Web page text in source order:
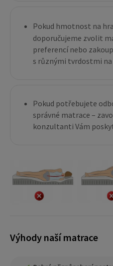
Pokud hmotnost na
doporučujeme zvolit
preferencí nebo
s různými tvrdostmi na
Pokud potřebujete
správné matrace –
konzultanti Vám
Výhody naší matrace